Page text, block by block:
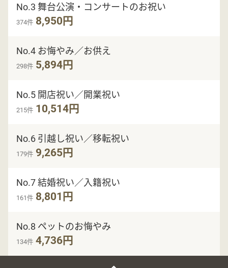
No.3 舞台公演・コンサートのお祝い
374件 8,950円
No.4 お悔やみ／お供え
298件 5,894円
No.5 開店祝い／開業祝い
215件 10,514円
No.6 引越し祝い／移転祝い
179件 9,265円
No.7 結婚祝い／入籍祝い
161件 8,801円
No.8 ペットのお悔やみ
134件 4,736円